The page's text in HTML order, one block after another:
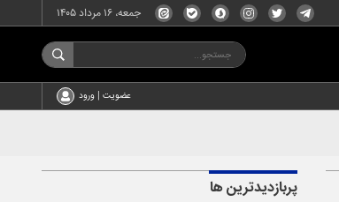
جمعه، ۱۶ مرداد ۱۴۰۵
عضویت | ورود
پربازدیدترین ها